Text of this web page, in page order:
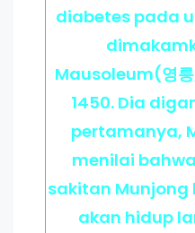
diabetes pada
Mausoleum(영
1450. Dia
pertamanya,
menilai
sakitan
akan hidup